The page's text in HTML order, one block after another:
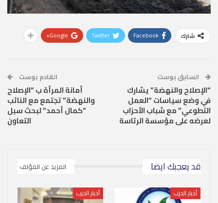
شارك Facebook
Twitter
Google+
السابق بوست
“الإصلاح والنهضة” يشارك
في وضع سياسات “العمل
التطوعي” مع شباب الأحزاب
لعرضه على مؤسسة الرئاسة
القادم بوست
أمانة المرأة ب “الإصلاح
والنهضة” تجتمع مع النائب
“كمال أحمد” لبحث سبل
التعاون
قد يعجبك ايضا المزيد عن المؤلف
أخبار الحزب أخبار الحزب